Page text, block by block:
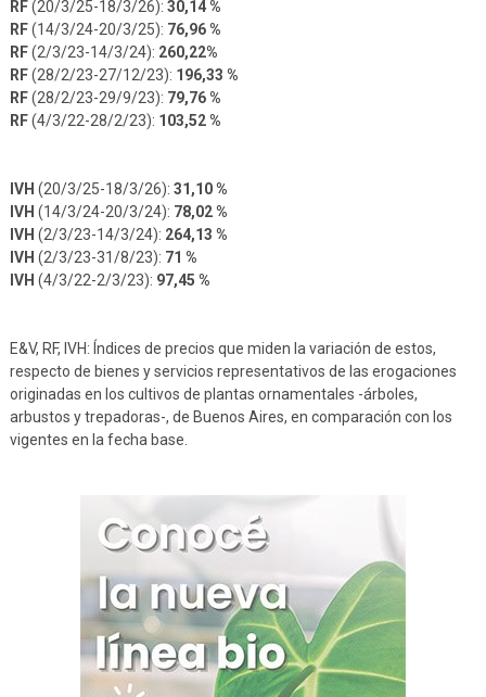
RF(20/3/25-18/3/26): 30,14 %
RF(14/3/24-20/3/25): 76,96 %
RF(2/3/23-14/3/24): 260,22%
RF(28/2/23-27/12/23): 196,33 %
RF(28/2/23-29/9/23): 79,76 %
RF(4/3/22-28/2/23): 103,52 %
IVH (20/3/25-18/3/26): 31,10 %
IVH (14/3/24-20/3/24): 78,02 %
IVH (2/3/23-14/3/24): 264,13 %
IVH (2/3/23-31/8/23): 71 %
IVH (4/3/22-2/3/23): 97,45 %
E&V, RF, IVH: Índices de precios que miden la variación de estos,
respecto de bienes y servicios representativos de las erogaciones
originadas en los cultivos de plantas ornamentales -árboles,
arbustos y trepadoras-, de Buenos Aires, en comparación con los
vigentes en la fecha base.